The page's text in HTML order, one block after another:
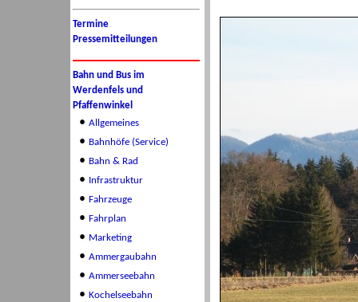
Termine
Pressemitteilungen
Bahn und Bus im
Werdenfels und
Pfaffenwinkel
• Allgemeines
• Bahnhöfe (Service)
• Bahn & Rad
• Infrastruktur
• Fahrzeuge
• Fahrplan
• Marketing
• Ammergaubahn
• Ammerseebahn
• Kochelseebahn